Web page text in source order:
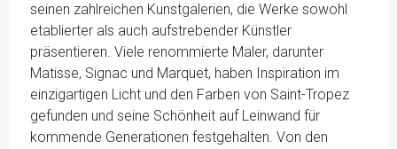
seinen zahlreichen Kunstgalerien, die Werke sowohl
etablierter als auch aufstrebender Künstler
präsentieren. Viele renommierte Maler, darunter
Matisse, Signac und Marquet, haben Inspiration im
einzigartigen Licht und den Farben von Saint-Tropez
gefunden und seine Schönheit auf Leinwand für
kommende Generationen festgehalten. Von den